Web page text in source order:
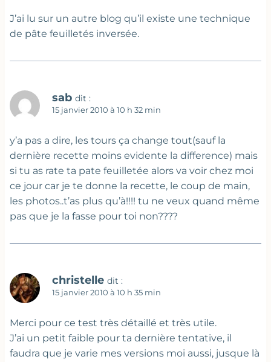
J’ai lu sur un autre blog qu’il existe une technique
de pâte feuilletés inversée.
sab dit :
15 janvier 2010 à 10 h 32 min
y’a pas a dire, les tours ça change tout(sauf la
dernière recette moins evidente la difference) mais
si tu as rate ta pate feuilletée alors va voir chez moi
ce jour car je te donne la recette, le coup de main,
les photos..t’as plus qu’à!!!! tu ne veux quand même
pas que je la fasse pour toi non????
christelle dit :
15 janvier 2010 à 10 h 35 min
Merci pour ce test très détaillé et très utile.
J’ai un petit faible pour ta dernière tentative, il
faudra que je varie mes versions moi aussi, jusque là